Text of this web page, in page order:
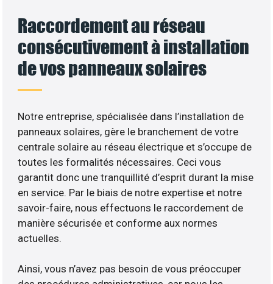
Raccordement au réseau
consécutivement à installation
de vos panneaux solaires
Notre entreprise, spécialisée dans l’installation de
panneaux solaires, gère le branchement de votre
centrale solaire au réseau électrique et s’occupe de
toutes les formalités nécessaires. Ceci vous
garantit donc une tranquillité d’esprit durant la mise
en service. Par le biais de notre expertise et notre
savoir-faire, nous effectuons le raccordement de
manière sécurisée et conforme aux normes
actuelles.
Ainsi, vous n’avez pas besoin de vous préoccuper